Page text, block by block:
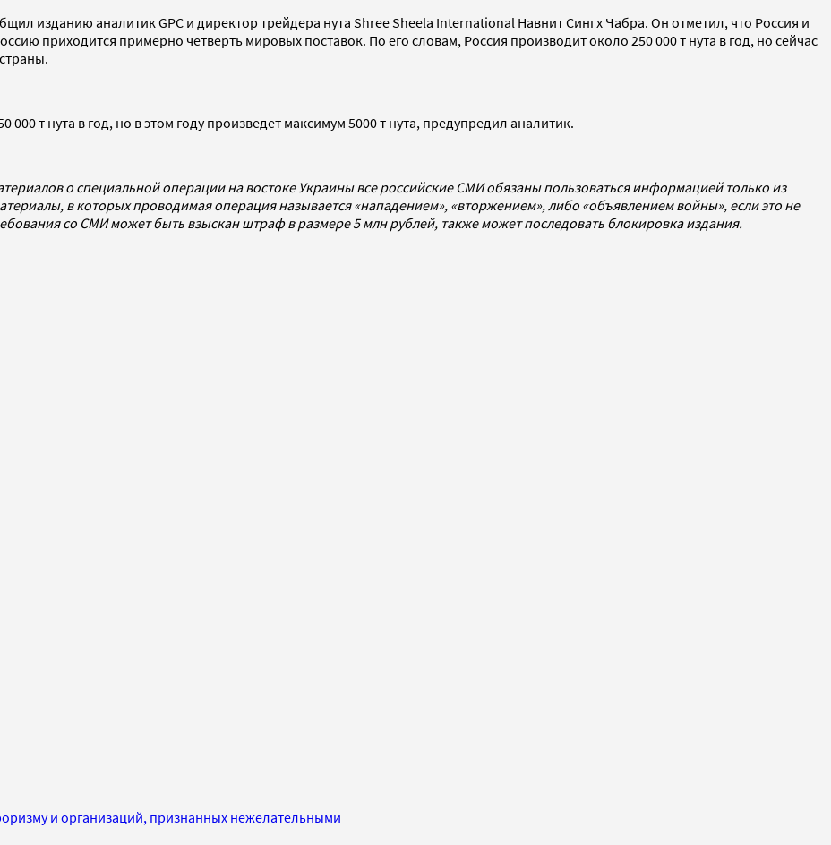
изданию аналитик GPC и директор трейдера нута Shree Sheela International Навнит Сингх Чабра. Он отметил, что Россия и
приходится примерно четверть мировых поставок. По его словам, Россия производит около 250 000 т нута в год, но сейчас
т нута в год, но в этом году произведет максимум 5000 т нута, предупредил аналитик.
о специальной операции на востоке Украины все российские СМИ обязаны пользоваться информацией только из
в которых проводимая операция называется «нападением», «вторжением», либо «объявлением войны», если это не
со СМИ может быть взыскан штраф в размере 5 млн рублей, также может последовать блокировка издания.
и организаций, признанных нежелательными